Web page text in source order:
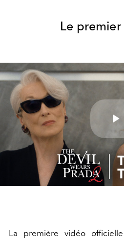
Le premier
La première vidéo